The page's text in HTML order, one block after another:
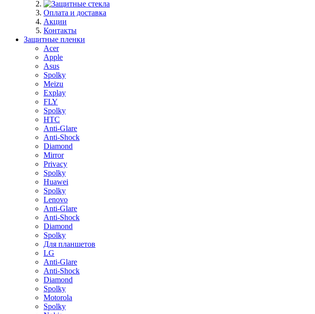
Оплата и доставка
Акции
Контакты
Защитные пленки
Acer
Apple
Asus
Spolky
Meizu
Explay
FLY
Spolky
HTC
Anti-Glare
Anti-Shock
Diamond
Mirror
Privacy
Spolky
Huawei
Spolky
Lenovo
Anti-Glare
Anti-Shock
Diamond
Spolky
Для планшетов
LG
Anti-Glare
Anti-Shock
Diamond
Spolky
Motorola
Spolky